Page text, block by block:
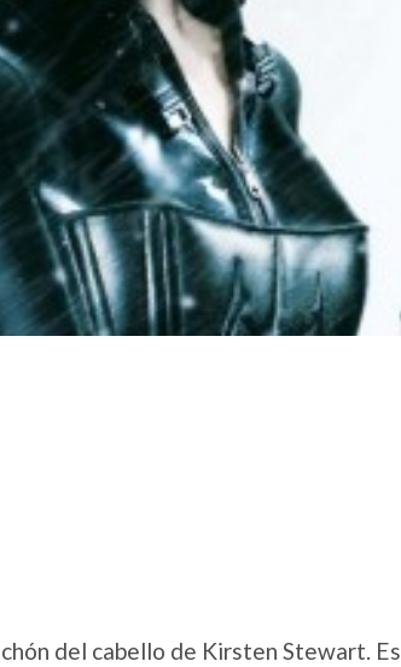
del cabello de Kirsten Stewart. Es